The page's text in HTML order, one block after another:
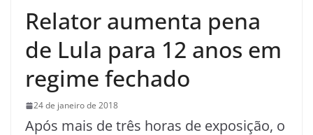
Relator aumenta pena
de Lula para 12 anos em
regime fechado
24 de janeiro de 2018
Após mais de três horas de exposição, o